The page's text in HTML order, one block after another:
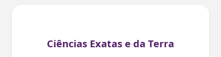
Ciências Exatas e da Terra